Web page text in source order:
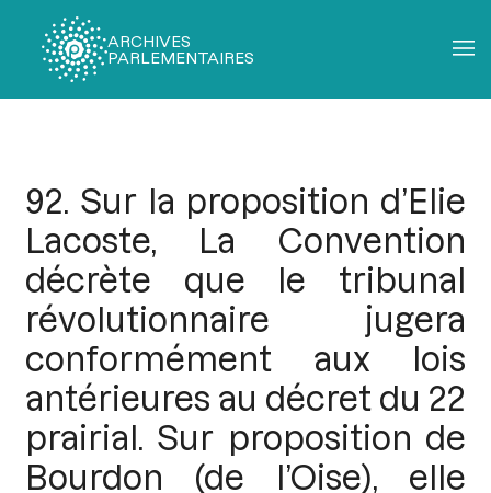
ARCHIVES
PARLEMENTAIRES
92. Sur la proposition d’Elie
Lacoste, La Convention
décrète que le tribunal
révolutionnaire jugera
conformément aux lois
antérieures au décret du 22
prairial. Sur proposition de
Bourdon (de l’Oise), elle